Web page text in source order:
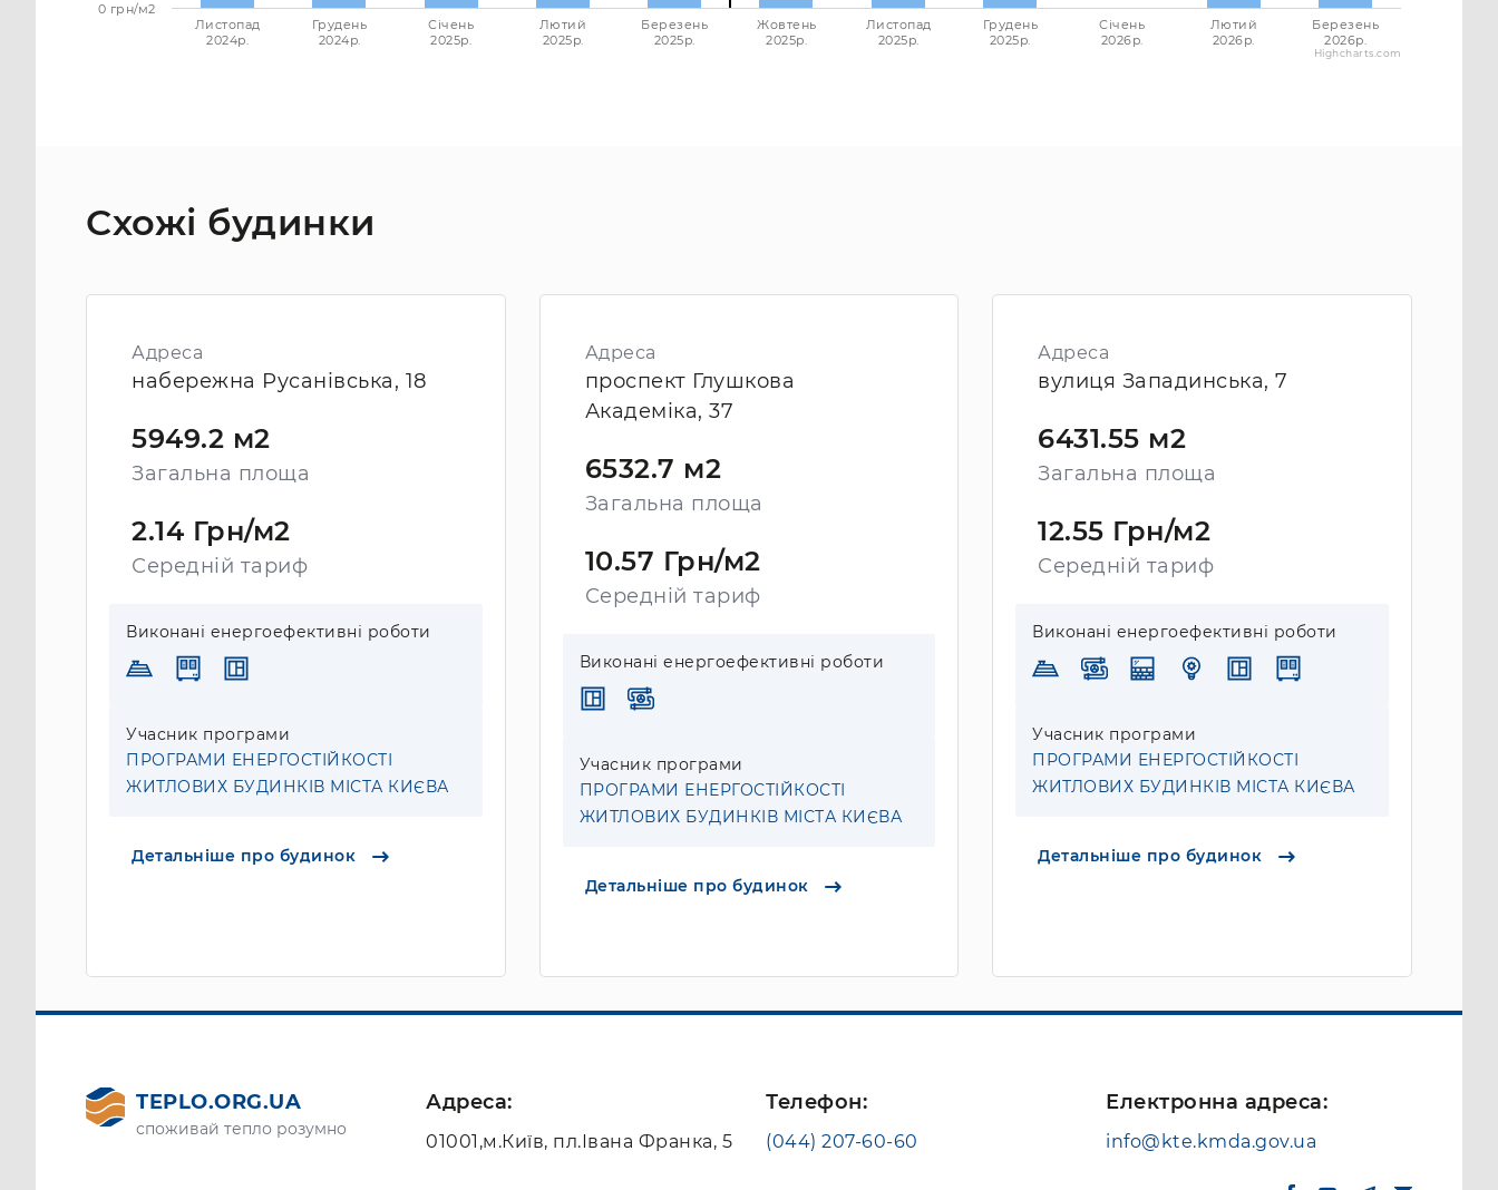
Листопад
2024p.
Грудень
2024p.
Січень
2025p.
Лютий
2025p.
Березень
2025p.
Жовтень
2025p.
Листопад
2025p.
Грудень
2025p.
Січень
2026p.
Лютий
2026p.
Березень
2026p.
0 грн/м2
Highcharts.com
Схожі будинки
Адреса
набережна Русанівська, 18
5949.2 м2
Загальна площа
2.14 Грн/м2
Середній тариф
Виконані енергоефективні роботи
Учасник програми
ПРОГРАМИ ЕНЕРГОСТІЙКОСТІ
ЖИТЛОВИХ БУДИНКІВ МІСТА КИЄВА
Детальніше про будинок
Адреса
проспект Глушкова
Академіка, 37
6532.7 м2
Загальна площа
10.57 Грн/м2
Середній тариф
Виконані енергоефективні роботи
Учасник програми
ПРОГРАМИ ЕНЕРГОСТІЙКОСТІ
ЖИТЛОВИХ БУДИНКІВ МІСТА КИЄВА
Детальніше про будинок
Адреса
вулиця Западинська, 7
6431.55 м2
Загальна площа
12.55 Грн/м2
Середній тариф
Виконані енергоефективні роботи
Учасник програми
ПРОГРАМИ ЕНЕРГОСТІЙКОСТІ
ЖИТЛОВИХ БУДИНКІВ МІСТА КИЄВА
Детальніше про будинок
TEPLO.ORG.UA
споживай тепло розумно
Адреса:
01001,м.Київ, пл.Івана Франка, 5
Телефон:
(044) 207-60-60
Електронна адреса:
info@kte.kmda.gov.ua